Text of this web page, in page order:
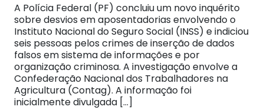
A Polícia Federal (PF) concluiu um novo inquérito
sobre desvios em aposentadorias envolvendo o
Instituto Nacional do Seguro Social (INSS) e indiciou
seis pessoas pelos crimes de inserção de dados
falsos em sistema de informações e por
organização criminosa. A investigação envolve a
Confederação Nacional dos Trabalhadores na
Agricultura (Contag). A informação foi
inicialmente divulgada […]